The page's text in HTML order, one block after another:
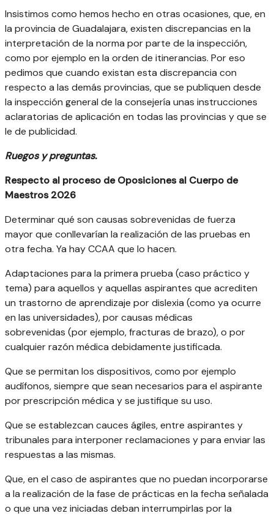
Insistimos como hemos hecho en otras ocasiones, que, en
la provincia de Guadalajara, existen discrepancias en la
interpretación de la norma por parte de la inspección,
como por ejemplo en la orden de itinerancias. Por eso
pedimos que cuando existan esta discrepancia con
respecto a las demás provincias, que se publiquen desde
la inspección general de la consejería unas instrucciones
aclaratorias de aplicación en todas las provincias y que se
le de publicidad.
Ruegos y preguntas.
Respecto al proceso de Oposiciones al Cuerpo de
Maestros 2026
Determinar qué son causas sobrevenidas de fuerza
mayor que conllevarían la realización de las pruebas en
otra fecha. Ya hay CCAA que lo hacen.
Adaptaciones para la primera prueba (caso práctico y
tema) para aquellos y aquellas aspirantes que acrediten
un trastorno de aprendizaje por dislexia (como ya ocurre
en las universidades), por causas médicas
sobrevenidas (por ejemplo, fracturas de brazo), o por
cualquier razón médica debidamente justificada.
Que se permitan los dispositivos, como por ejemplo
audífonos, siempre que sean necesarios para el aspirante
por prescripción médica y se justifique su uso.
Que se establezcan cauces ágiles, entre aspirantes y
tribunales para interponer reclamaciones y para enviar las
respuestas a las mismas.
Que, en el caso de aspirantes que no puedan incorporarse
a la realización de la fase de prácticas en la fecha señalada
o que una vez iniciadas deban interrumpirlas por la